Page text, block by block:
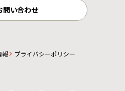
問い合わせ
報 プライバシーポリシー